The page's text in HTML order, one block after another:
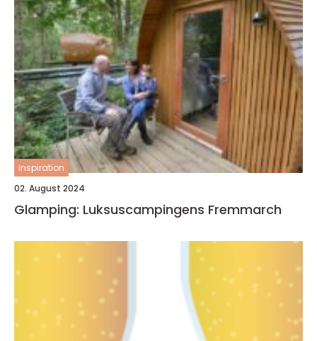
inspiration
02. August 2024
Glamping: Luksuscampingens Fremmarch